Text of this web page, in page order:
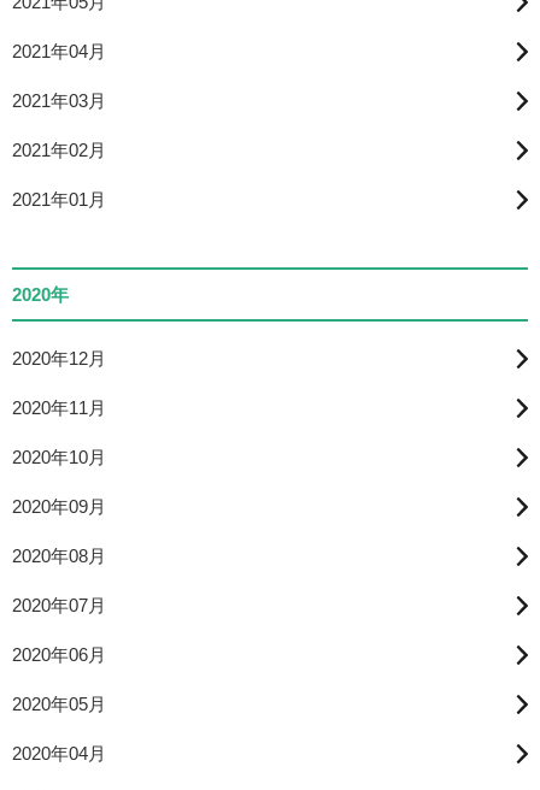
2021年04月
2021年03月
2021年02月
2021年01月
2020年
2020年12月
2020年11月
2020年10月
2020年09月
2020年08月
2020年07月
2020年06月
2020年05月
2020年04月